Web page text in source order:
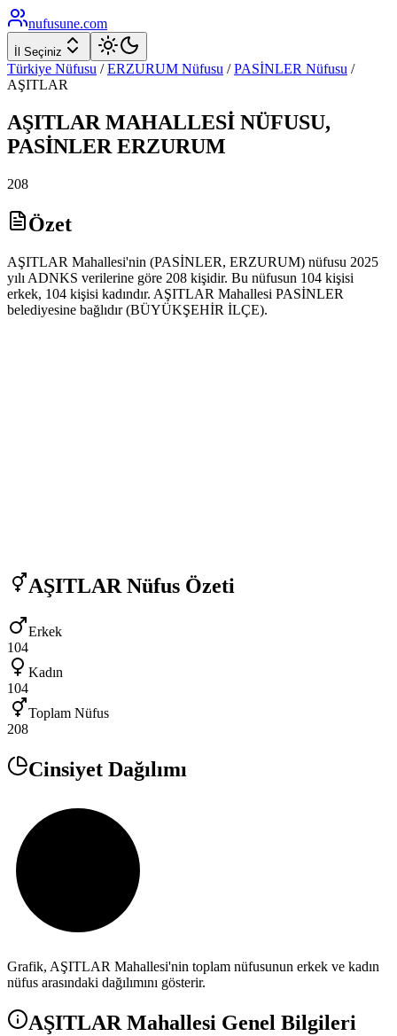
nufusune.com
İl Seçiniz
Türkiye Nüfusu / ERZURUM Nüfusu / PASİNLER Nüfusu /
AŞITLAR
AŞITLAR MAHALLESİ NÜFUSU,
PASİNLER ERZURUM
208
Özet
AŞITLAR Mahallesi'nin (PASİNLER, ERZURUM) nüfusu 2025
yılı ADNKS verilerine göre 208 kişidir. Bu nüfusun 104 kişisi
erkek, 104 kişisi kadındır. AŞITLAR Mahallesi PASİNLER
belediyesine bağlıdır (BÜYÜKŞEHİR İLÇE).
AŞITLAR Nüfus Özeti
Erkek
104
Kadın
104
Toplam Nüfus
208
Cinsiyet Dağılımı
Grafik, AŞITLAR Mahallesi'nin toplam nüfusunun erkek ve kadın
nüfus arasındaki dağılımını gösterir.
AŞITLAR Mahallesi Genel Bilgileri